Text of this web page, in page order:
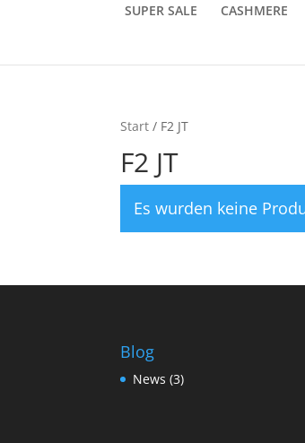
SUPER SALE CASHMERE
Start / F2 JT
F2 JT
Es wurden keine
Blog
News (3)